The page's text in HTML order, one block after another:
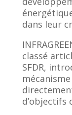
dans leur
classé
SFDR,
d’objectifs